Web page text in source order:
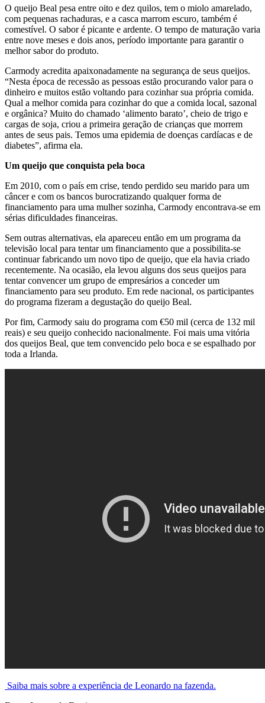
O queijo Beal pesa entre oito e dez quilos, tem o miolo amarelado,
com pequenas rachaduras, e a casca marrom escuro, também é
comestível. O sabor é picante e ardente. O tempo de maturação varia
entre nove meses e dois anos, período importante para garantir o
melhor sabor do produto.
Carmody acredita apaixonadamente na segurança de seus queijos.
“Nesta época de recessão as pessoas estão procurando valor para o
dinheiro e muitos estão voltando para cozinhar sua própria comida.
Qual a melhor comida para cozinhar do que a comida local, sazonal
e orgânica? Muito do chamado ‘alimento barato’, cheio de trigo e
cargas de soja, criou a primeira geração de crianças que morrem
antes de seus pais. Temos uma epidemia de doenças cardíacas e de
diabetes”, afirma ela.
Um queijo que conquista pela boca
Em 2010, com o país em crise, tendo perdido seu marido para um
câncer e com os bancos burocratizando qualquer forma de
financiamento para uma mulher sozinha, Carmody encontrava-se em
sérias dificuldades financeiras.
Sem outras alternativas, ela apareceu então em um programa da
televisão local para tentar um financiamento que a possibilita-se
continuar fabricando um novo tipo de queijo, que ela havia criado
recentemente. Na ocasião, ela levou alguns dos seus queijos para
tentar convencer um grupo de empresários a conceder um
financiamento para seu produto. Em rede nacional, os participantes
do programa fizeram a degustação do queijo Beal.
Por fim, Carmody saiu do programa com €50 mil (cerca de 132 mil
reais) e seu queijo conhecido nacionalmente. Foi mais uma vitória
dos queijos Beal, que tem convencido pelo boca e se espalhado por
toda a Irlanda.
Saiba mais sobre a experiência de Leonardo na fazenda.